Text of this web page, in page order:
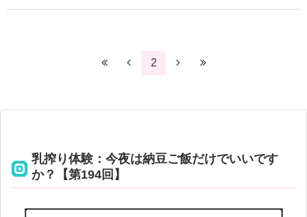
2
乳搾り体験：今夜は納豆ご飯だけでいいです
か？【第194回】